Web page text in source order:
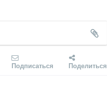
Подписаться Поделиться